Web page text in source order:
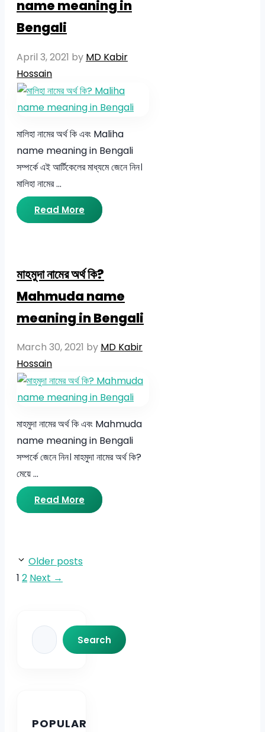
name meaning in
Bengali
April 3, 2021 by MD Kabir
Hossain
মালিহা নামের অর্থ কি এবং Maliha
name meaning in Bengali
সম্পর্কে এই আর্টিকেলের মাধ্যমে জেনে নিন।
মালিহা নামের …
Read More
মাহমুদা নামের অর্থ কি?
Mahmuda name
meaning in Bengali
March 30, 2021 by MD Kabir
Hossain
মাহমুদা নামের অর্থ কি এবং Mahmuda
name meaning in Bengali
সম্পর্কে জেনে নিন। মাহমুদা নামের অর্থ কি?
মেয়ে …
Read More
Older posts
Page
1 Page
2 Next →
Search
Search
POPULAR